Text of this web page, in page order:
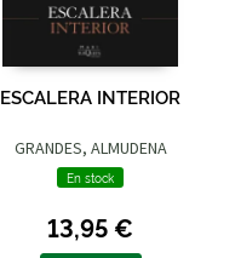
ESCALERA INTERIOR
GRANDES, ALMUDENA
En stock
13,95 €